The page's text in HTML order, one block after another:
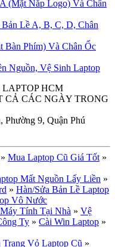
(Mặt Nắp Logo) Và Chân
Lề A, B, C, D, Chân
Phím) Và Chân Ốc
Nguồn, Vệ Sinh Laptop
LAPTOP HCM
CẢ CÁC NGÀY TRONG
9, Quận Phú
» Mua Laptop Cũ Giá Tốt »
Mất Nguồn Lấy Liền »
» Hàn/Sửa Bản Lề Laptop
Vô Nước
Tính Tại Nhà » Vệ
Ty » Cài Win Laptop »
Trang Vỏ Laptop Cũ »